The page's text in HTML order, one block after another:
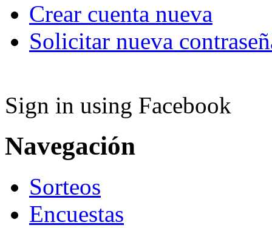
Crear cuenta nueva
Solicitar nueva
Sign in using Facebook
Navegación
Sorteos
Encuestas